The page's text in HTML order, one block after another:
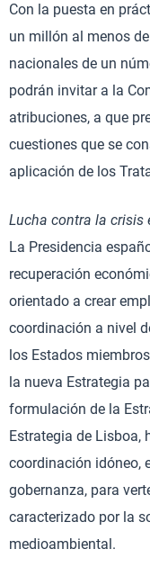
Con la puesta en
un millón al menos
nacionales de un
podrán invitar a la
atribuciones, a que
cuestiones que se
aplicación de los
Lucha contra la crisis
La Presidencia
recuperación
orientado a crear
coordinación a nivel
los Estados
la nueva Estrategia
formulación de la
Estrategia de Lisboa,
coordinación idóneo,
gobernanza, para
caracterizado por la
medioambiental.